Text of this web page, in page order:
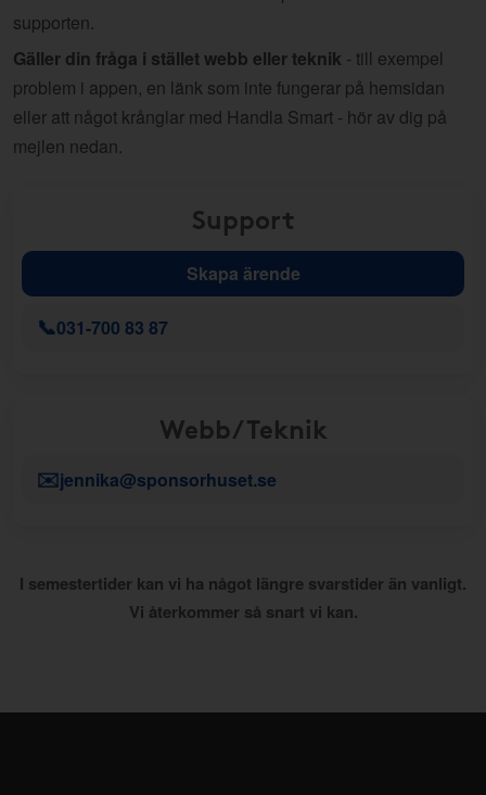
supporten.
Gäller din fråga i stället webb eller teknik - till exempel
problem i appen, en länk som inte fungerar på hemsidan
eller att något krånglar med Handla Smart - hör av dig på
mejlen nedan.
Support
Skapa ärende
📞031-700 83 87
Webb/Teknik
✉️jennika@sponsorhuset.se
I semestertider kan vi ha något längre svarstider än vanligt.
Vi återkommer så snart vi kan.